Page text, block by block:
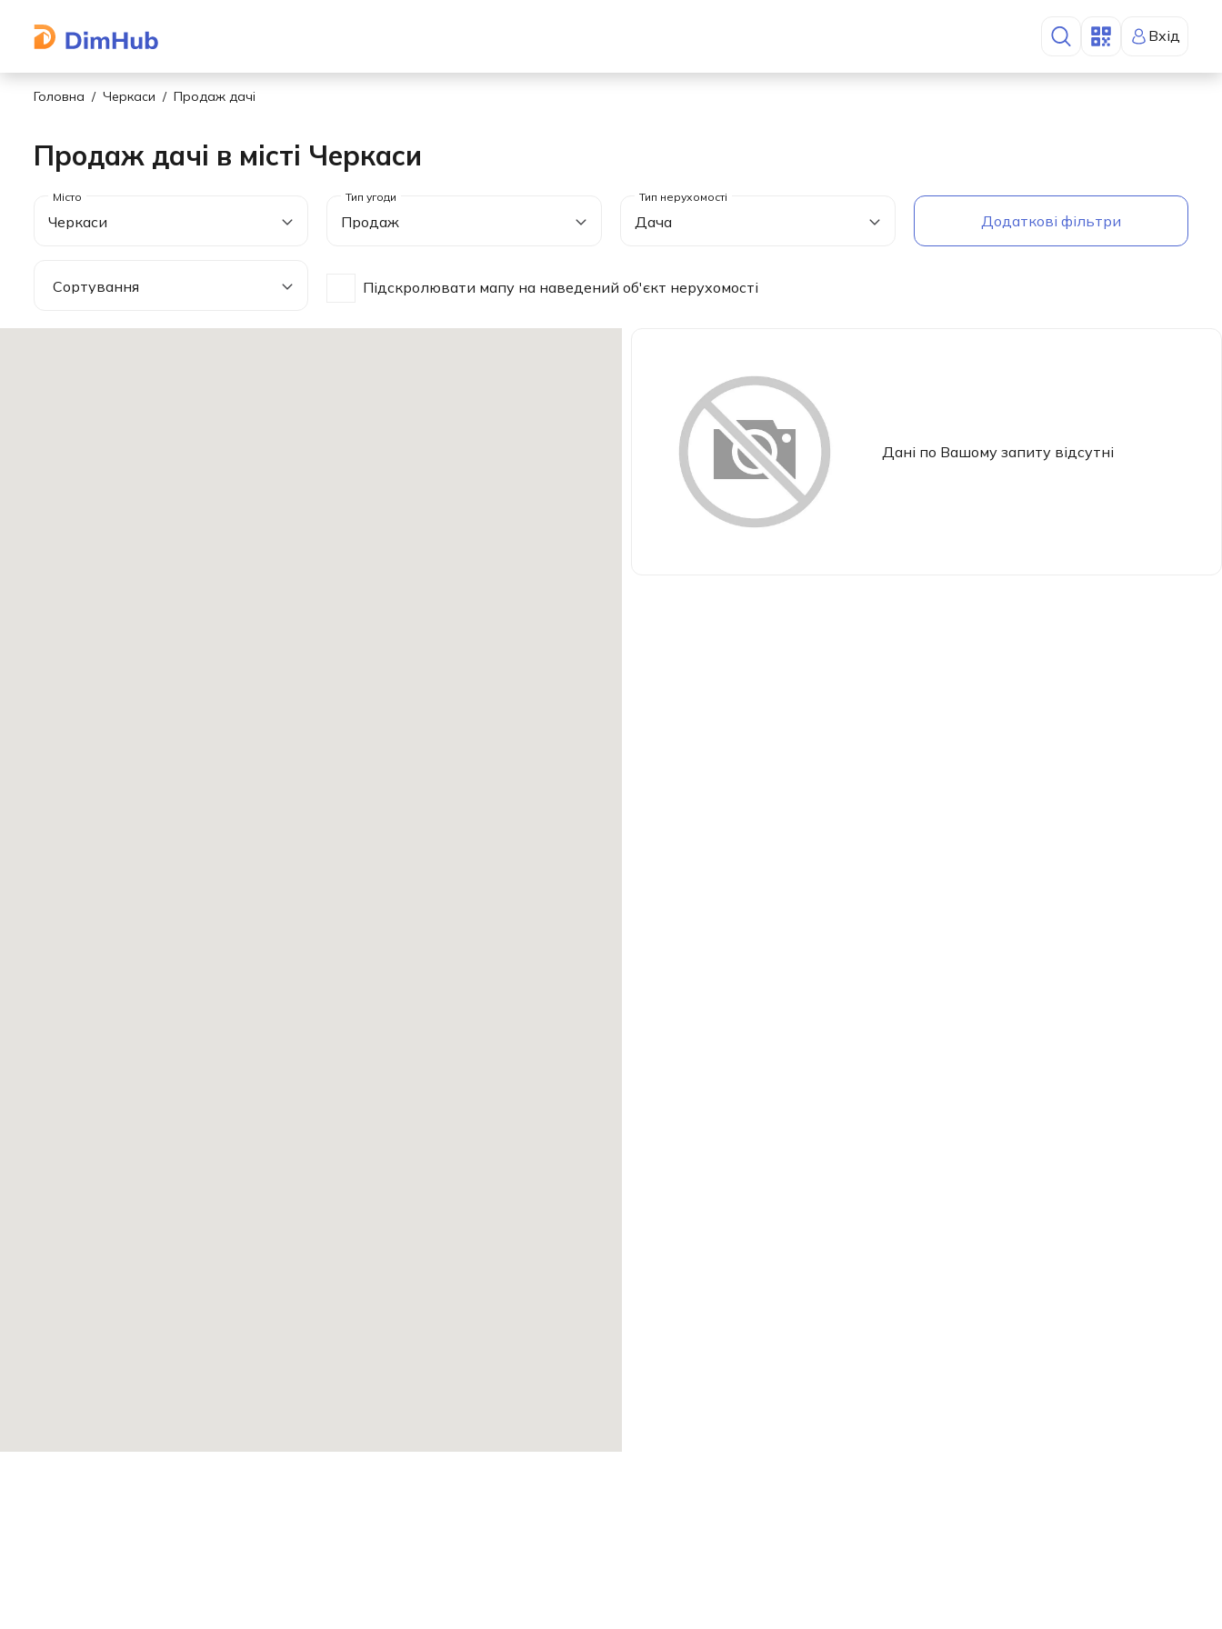
Вхід
Головна Черкаси Продаж дачі
Продаж дачі в місті Черкаси
Черкаси Продаж Дача Додаткові фільтри
Підскролювати мапу на наведений об'єкт нерухомості
Дані по Вашому запиту відсутні